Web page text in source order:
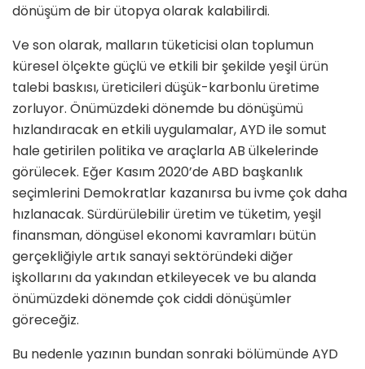
dönüşüm de bir ütopya olarak kalabilirdi.
Ve son olarak, malların tüketicisi olan toplumun
küresel ölçekte güçlü ve etkili bir şekilde yeşil ürün
talebi baskısı, üreticileri düşük-karbonlu üretime
zorluyor. Önümüzdeki dönemde bu dönüşümü
hızlandıracak en etkili uygulamalar, AYD ile somut
hale getirilen politika ve araçlarla AB ülkelerinde
görülecek. Eğer Kasım 2020’de ABD başkanlık
seçimlerini Demokratlar kazanırsa bu ivme çok daha
hızlanacak. Sürdürülebilir üretim ve tüketim, yeşil
finansman, döngüsel ekonomi kavramları bütün
gerçekliğiyle artık sanayi sektöründeki diğer
işkollarını da yakından etkileyecek ve bu alanda
önümüzdeki dönemde çok ciddi dönüşümler
göreceğiz.
Bu nedenle yazının bundan sonraki bölümünde AYD